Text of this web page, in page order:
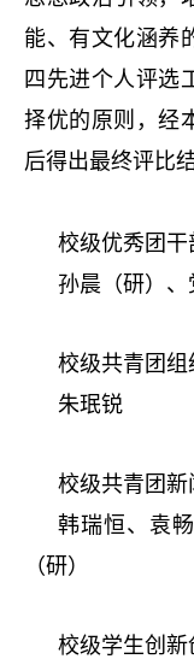
能、有文化涵养
四先进个人评选
择优的原则，经
后得出最终评比
校级优秀团干
孙晨（研）
校级共青团组
朱珉锐
校级共青团新
韩瑞恒、袁
（研）
校级学生创新